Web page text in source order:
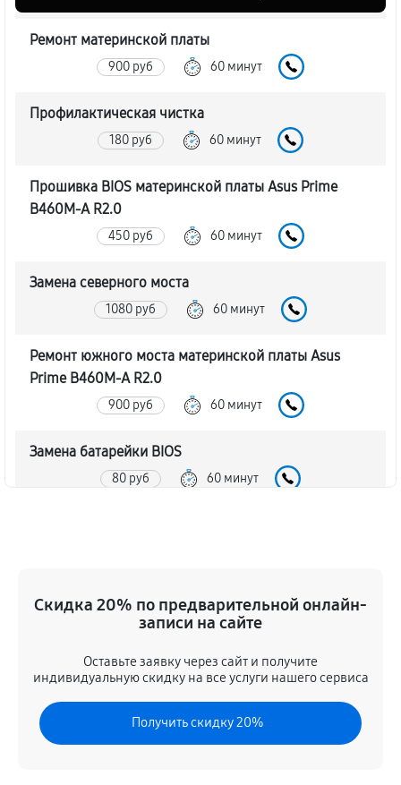
Ремонт материнской платы
900 руб 60 минут
Профилактическая чистка
180 руб 60 минут
Прошивка BIOS материнской платы Asus Prime
B460M-A R2.0
450 руб 60 минут
Замена северного моста
1080 руб 60 минут
Ремонт южного моста материнской платы Asus
Prime B460M-A R2.0
900 руб 60 минут
Замена батарейки BIOS
80 руб 60 минут
Скидка 20% по предварительной онлайн-
записи на сайте
Оставьте заявку через сайт и получите
индивидуальную скидку на все услуги нашего сервиса
Получить скидку 20%